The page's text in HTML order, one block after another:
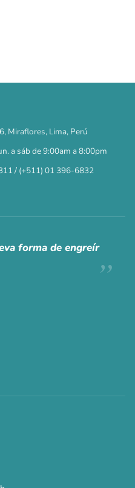
MIN SEG
✕
raros.
🐾
Miraflores, Lima, Perú
a sáb de 9:00am a 8:00pm
/ (+511) 01 396-6832
forma de engreír